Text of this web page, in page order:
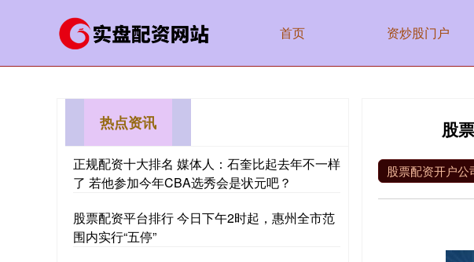
首页 资炒股门户
股
股票配资开户公
热点资讯
正规配资十大排名 媒体人：石奎比起去年不一样
了 若他参加今年CBA选秀会是状元吧？
股票配资平台排行 今日下午2时起，惠州全市范
围内实行“五停”